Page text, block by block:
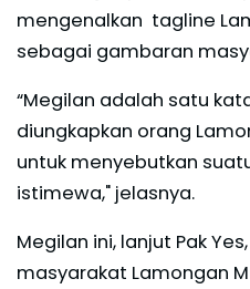
mengenalkan tagline
sebagai gambaran
“Megilan adalah satu
diungkapkan orang
untuk menyebutkan
istimewa," jelasnya.
Megilan ini, lanjut Pak
masyarakat Lamongan